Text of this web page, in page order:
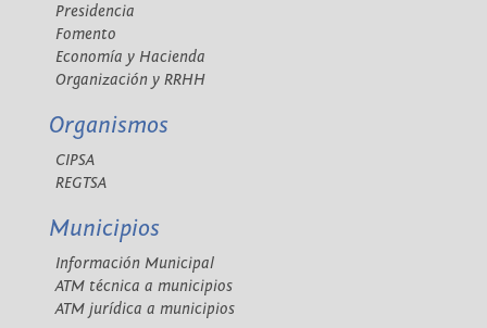
Presidencia
Fomento
Economía y Hacienda
Organización y RRHH
Organismos
CIPSA
REGTSA
Municipios
Información Municipal
ATM técnica a municipios
ATM jurídica a municipios